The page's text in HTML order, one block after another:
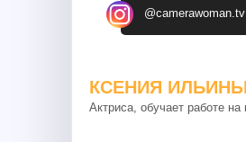
КСЕНИЯ
Актриса, обучает работе на
@camerawoman.tv